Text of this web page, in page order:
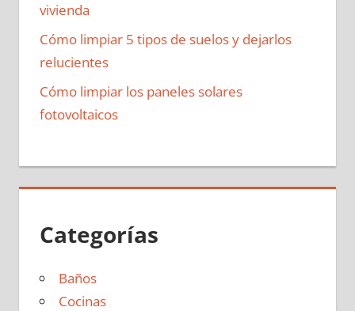
vivienda
Cómo limpiar 5 tipos de suelos y dejarlos
relucientes
Cómo limpiar los paneles solares
fotovoltaicos
Categorías
Baños
Cocinas